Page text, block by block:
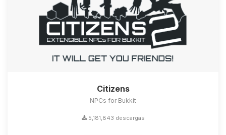
Citizens
NPCs for Bukkit
5,181,843 descargas